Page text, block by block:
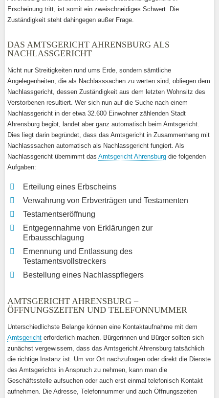
Erscheinung tritt, ist somit ein zweischneidiges Schwert. Die
Zuständigkeit steht dahingegen außer Frage.
DAS AMTSGERICHT AHRENSBURG ALS
NACHLASSGERICHT
Nicht nur Streitigkeiten rund ums Erde, sondern sämtliche
Angelegenheiten, die als Nachlasssachen zu werten sind, obliegen dem
Nachlassgericht, dessen Zuständigkeit aus dem letzten Wohnsitz des
Verstorbenen resultiert. Wer sich nun auf die Suche nach einem
Nachlassgericht in der etwa 32.600 Einwohner zählenden Stadt
Ahrensburg begibt, landet aber ganz automatisch beim Amtsgericht.
Dies liegt darin begründet, dass das Amtsgericht in Zusammenhang mit
Nachlasssachen automatisch als Nachlassgericht fungiert. Als
Nachlassgericht übernimmt das Amtsgericht Ahrensburg die folgenden
Aufgaben:
Erteilung eines Erbscheins
Verwahrung von Erbverträgen und Testamenten
Testamentseröffnung
Entgegennahme von Erklärungen zur
Erbausschlagung
Ernennung und Entlassung des
Testamentsvollstreckers
Bestellung eines Nachlasspflegers
AMTSGERICHT AHRENSBURG –
ÖFFNUNGSZEITEN UND TELEFONNUMMER
Unterschiedlichste Belange können eine Kontaktaufnahme mit dem
Amtsgericht erforderlich machen. Bürgerinnen und Bürger sollten sich
zunächst vergewissern, dass das Amtsgericht Ahrensburg tatsächlich
die richtige Instanz ist. Um vor Ort nachzufragen oder direkt die Dienste
des Amtsgerichts in Anspruch zu nehmen, kann man die
Geschäftsstelle aufsuchen oder auch erst einmal telefonisch Kontakt
aufnehmen. Die Adresse, Telefonnummer und auch Öffnungszeiten